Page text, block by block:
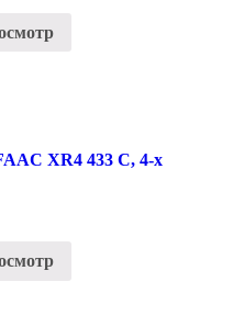
XR4 433 C, 4-х